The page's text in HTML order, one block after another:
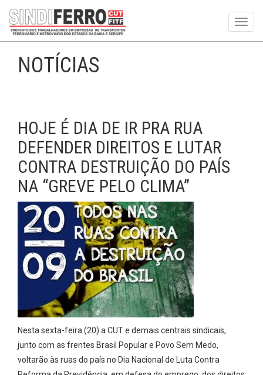
NOTÍCIAS
HOJE É DIA DE IR PRA RUA
DEFENDER DIREITOS E LUTAR
CONTRA DESTRUIÇÃO DO PAÍS
NA “GREVE PELO CLIMA”
Nesta sexta-feira (20) a CUT e demais centrais sindicais,
junto com as frentes Brasil Popular e Povo Sem Medo,
voltarão às ruas do país no Dia Nacional de Luta Contra